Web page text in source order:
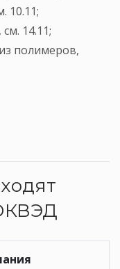
10.11;
14.11;
полимеров,